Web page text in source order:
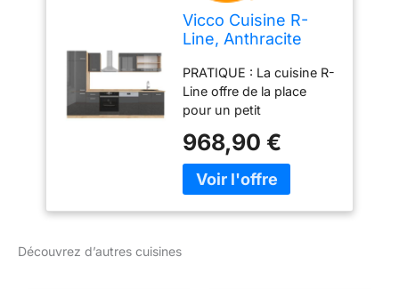
Vicco Cuisine R-
Line, Anthracite
300cm
PRATIQUE : La cuisine R-
Line offre de la place
pour un petit
ainsi qu’un four. Des
façades entièrement
intégrées pour lave-
968,90 €
Découvrez d’autres cuisines